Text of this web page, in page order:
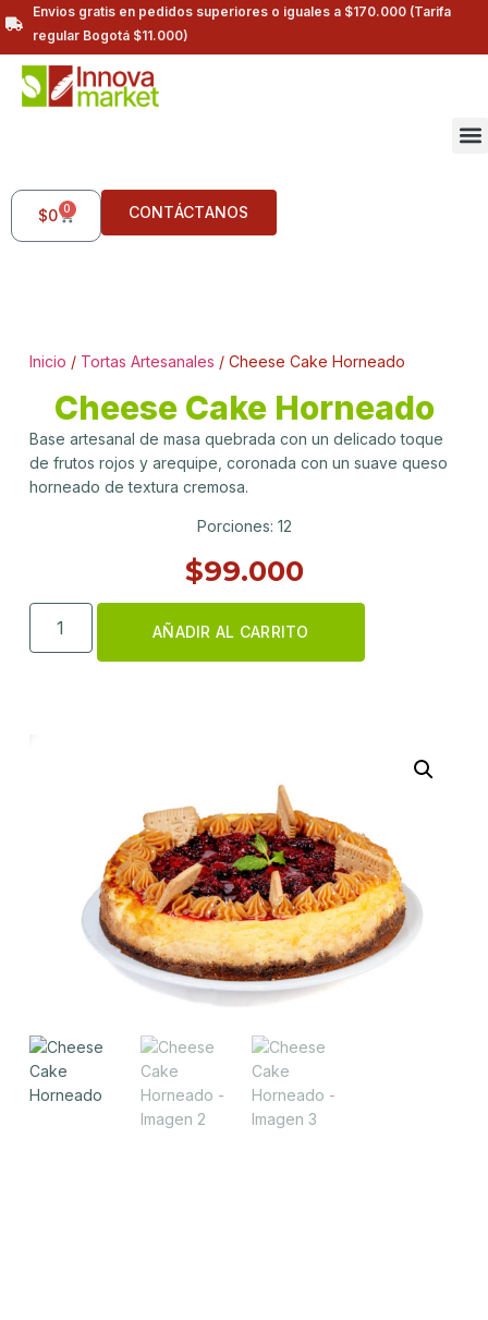
Envios gratis en pedidos superiores o iguales a $170.000 (Tarifa
regular Bogotá $11.000)
$0 0 CONTÁCTANOS
Inicio / Tortas Artesanales / Cheese Cake Horneado
Cheese Cake Horneado
Base artesanal de masa quebrada con un delicado toque
de frutos rojos y arequipe, coronada con un suave queso
horneado de textura cremosa.
Porciones: 12
$99.000
AÑADIR AL CARRITO